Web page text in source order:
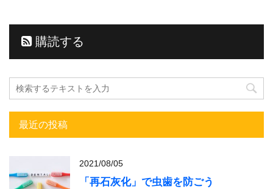
購読する
最近の投稿
2021/08/05
「再石灰化」で虫歯を防ごう